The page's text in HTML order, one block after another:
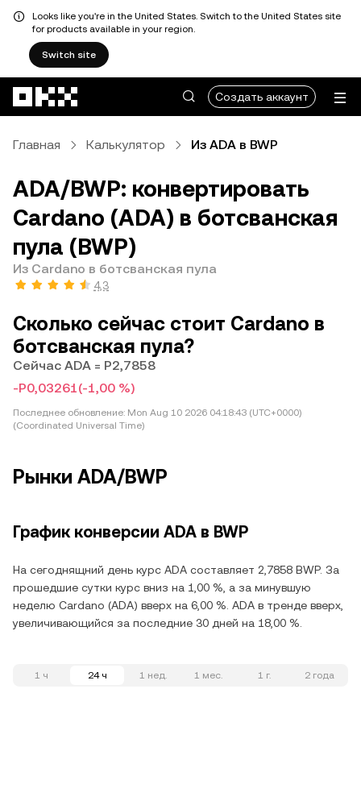
Looks like you're in the United States. Switch to the United States site
for products available in your region.
Switch site
Создать аккаунт
Главная Калькулятор Из ADA в BWP
ADA/BWP: конвертировать
Cardano (ADA) в ботсванская
пула (BWP)
Из Cardano в ботсванская пула
4,3
Сколько сейчас стоит Cardano в
ботсванская пула?
Сейчас ADA = P2,7858
-P0,03261(-1,00 %)
Последнее обновление: Mon Aug 10 2026 04:18:43 (UTC+0000)
(Coordinated Universal Time)
Рынки ADA/BWP
График конверсии ADA в BWP
На сегоднящний день курс ADA составляет 2,7858 BWP. За
прошедшие сутки курс вниз на 1,00 %, а за минувшую
неделю Cardano (ADA) вверх на 6,00 %. ADA в тренде вверх,
увеличивающийся за последние 30 дней на 18,00 %.
1 ч 24 ч 1 нед. 1 мес. 1 г. 2 года